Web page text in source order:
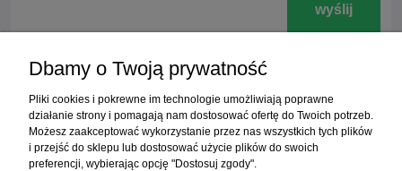
wyślij
Zakupy
Pomoc
Dbamy o Twoją prywatność
Pliki cookies i pokrewne im technologie umożliwiają poprawne
działanie strony i pomagają nam dostosować ofertę do Twoich potrzeb.
Możesz zaakceptować wykorzystanie przez nas wszystkich tych plików
i przejść do sklepu lub dostosować użycie plików do swoich
preferencji, wybierając opcję "Dostosuj zgody".